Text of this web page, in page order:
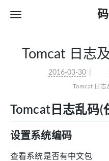
Tomcat 日志
2016-03-30
Tomcat 日志
Tomcat日志乱码(
设置系统编码
查看系统是否有中文包